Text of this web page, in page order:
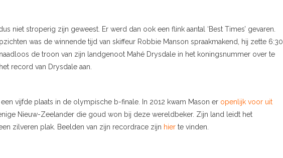
niet stroperig zijn geweest. Er werd dan ook een flink aantal ‘Best Times’ gevaren.
was de winnende tijd van skiffeur Robbie Manson spraakmakend, hij zette 6:30
de troon van zijn landgenoot Mahé Drysdale in het koningsnummer over te
record van Drysdale aan.
vijfde plaats in de olympische b-finale. In 2012 kwam Mason er openlijk voor uit
Nieuw-Zeelander die goud won bij deze wereldbeker. Zijn land leidt het
zilveren plak. Beelden van zijn recordrace zijn hier te vinden.